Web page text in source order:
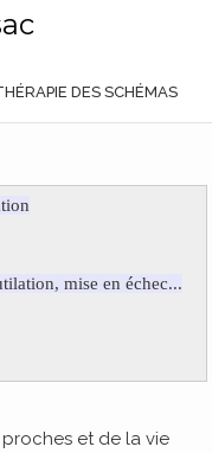
DES SCHÉMAS
mise en échec...
et de la vie